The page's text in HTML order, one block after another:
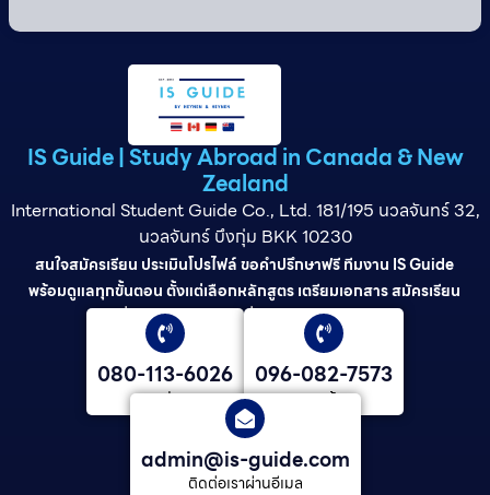
IS Guide | Study Abroad in Canada & New
Zealand
International Student Guide Co., Ltd. 181/195 นวลจันทร์ 32,
นวลจันทร์ บึงกุ่ม BKK 10230
สนใจสมัครเรียน ประเมินโปรไฟล์ ขอคำปรึกษาฟรี ทีมงาน IS Guide
พร้อมดูแลทุกขั้นตอน ตั้งแต่เลือกหลักสูตร เตรียมเอกสาร สมัครเรียน
ยื่นวีซ่า และดูแลต่อเนื่องจนจบการศึกษา
080-113-6026
คุณ ปลาย
096-082-7573
คุณต้น
admin@is-guide.com
ติดต่อเราผ่านอีเมล